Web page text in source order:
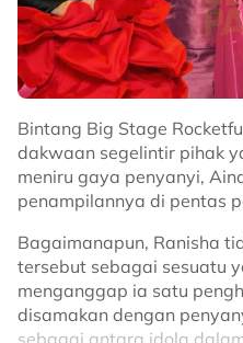
“Sebenarnya pasal
daripada saya. Ada
orang yang saya pernah
“Macam kita tahulah,
penggambaran, mereka
mereka boleh menyanyi.
rasa ini boleh jadi sebuah
menyeronokkan,” ujarnya.
Kilauan Emas Selebriti
Bintang Big Stage
dakwaan segelintir pihak
meniru gaya penyanyi,
penampilannya di pentas
Bagaimanapun, Ranisha
tersebut sebagai sesuatu
menganggap ia satu
disamakan dengan
sebagai antara idola